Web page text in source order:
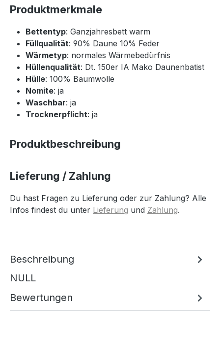
Produktmerkmale
Bettentyp: Ganzjahresbett warm
Füllqualität: 90% Daune 10% Feder
Wärmetyp: normales Wärmebedürfnis
Hüllenqualität: Dt. 150er IA Mako Daunenbatist
Hülle: 100% Baumwolle
Nomite: ja
Waschbar: ja
Trocknerpflicht: ja
Produktbeschreibung
Lieferung / Zahlung
Du hast Fragen zu Lieferung oder zur Zahlung? Alle
Infos findest du unter Lieferung und Zahlung.
Beschreibung
NULL
Bewertungen